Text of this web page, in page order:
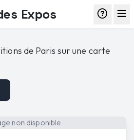
Expos
de Paris sur une carte
non disponible